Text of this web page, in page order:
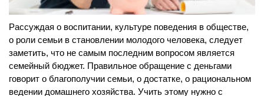
Рассуждая о воспитании, культуре поведения в обществе,
о роли семьи в становлении молодого человека, следует
заметить, что не самым последним вопросом является
семейный бюджет. Правильное обращение с деньгами
говорит о благополучии семьи, о достатке, о рациональном
ведении домашнего хозяйства. Учить этому нужно с